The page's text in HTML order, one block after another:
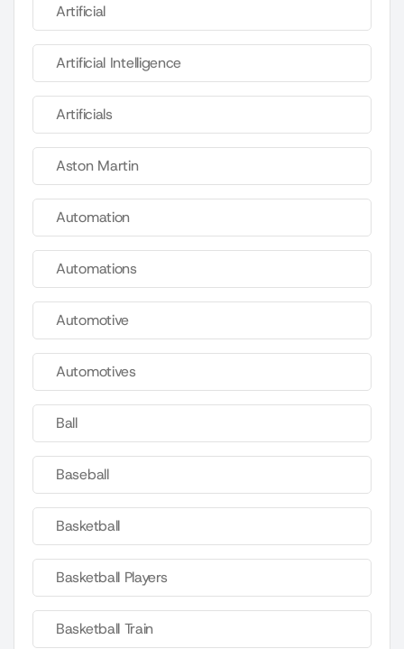
Artificial
Artificial Intelligence
Artificials
Aston Martin
Automation
Automations
Automotive
Automotives
Ball
Baseball
Basketball
Basketball Players
Basketball Train